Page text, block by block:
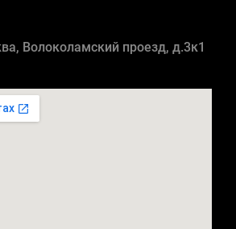
Волоколамский проезд, д.3к1